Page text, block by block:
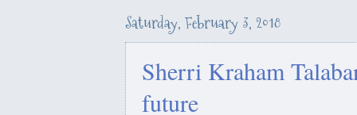
مەسروور بارزانی لە
واشنگتن
بەرزو بەرێز بێ یادی کاک ئەبو
Saturday, February 3, 2018
Sherri Kraham
future